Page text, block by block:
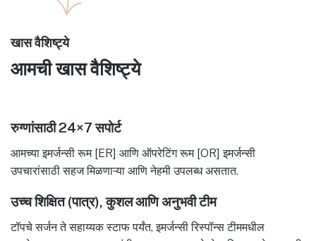
खास वैशिष्ट्ये
आमची खास वैशिष्ट्ये
रुग्णांसाठी 24×7 सपोर्ट
आमच्या इमर्जन्सी रूम [ER] आणि ऑपरेटिंग रूम [OR] इमर्जन्सी
उपचारांसाठी सहज मिळणाऱ्या आणि नेहमी उपलब्ध असतात.
उच्च शिक्षित (पात्र), कुशल आणि अनुभवी टीम
टॉपचे सर्जन ते सहाय्यक स्टाफ पर्यंत, इमर्जन्सी रिस्पॉन्स टीममधील